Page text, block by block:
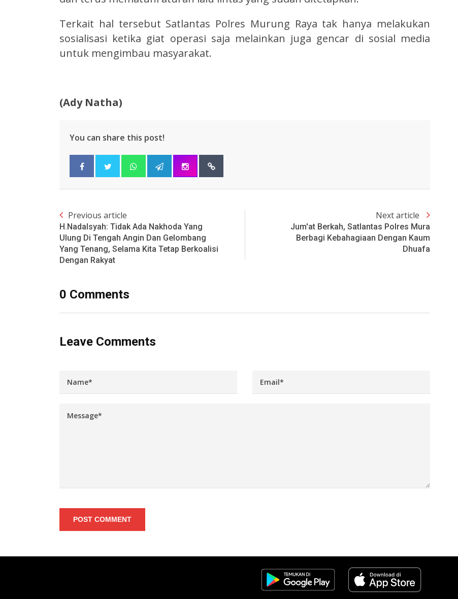
Terkait hal tersebut Satlantas Polres Murung Raya tak hanya melakukan
sosialisasi ketika giat operasi saja melainkan juga gencar di sosial media
untuk mengimbau masyarakat.
(Ady Natha)
You can share this post!
Previous article
H.Nadalsyah: Tidak Ada Nakhoda Yang
Ulung Di Tengah Angin Dan Gelombang
Yang Tenang, Selama Kita Tetap Berkoalisi
Dengan Rakyat
Next article
Jum'at Berkah, Satlantas Polres Mura
Berbagi Kebahagiaan Dengan Kaum
Dhuafa
0 Comments
Leave Comments
POST COMMENT